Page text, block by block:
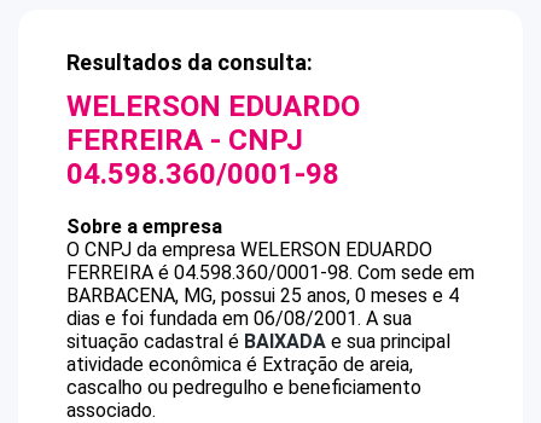
Resultados da consulta:
WELERSON EDUARDO
FERREIRA - CNPJ
04.598.360/0001-98
Sobre a empresa
O CNPJ da empresa WELERSON EDUARDO
FERREIRA é 04.598.360/0001-98. Com sede em
BARBACENA, MG, possui 25 anos, 0 meses e 4
dias e foi fundada em 06/08/2001. A sua
situação cadastral é BAIXADA e sua principal
atividade econômica é Extração de areia,
cascalho ou pedregulho e beneficiamento
associado.